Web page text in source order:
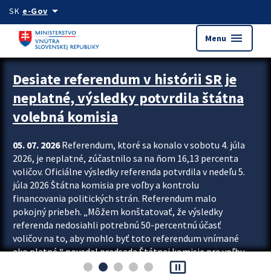
Preskocit na hlavný obsah
SK e-Govarrow_drop_down
Menu menu
Zastavit automatický posun upútavok
Desiate referendum v histórii SR je
neplatné, výsledky potvrdila štátna
volebná komisia
05. 07. 2026Referendum, ktoré sa konalo v sobotu 4. júla
2026, je neplatné, zúčastnilo sa na ňom 16,13 percenta
voličov. Oficiálne výsledky referenda potvrdila v nedeľu 5.
júla 2026 Štátna komisia pre voľby a kontrolu
financovania politických strán. Referendum malo
pokojný priebeh. „Môžem konštatovať, že výsledky
referenda nedosiahli potrebnú 50-percentnú účasť
voličov na to, aby mohlo byť toto referendum vnímané
ako platné,“ povedal predseda Štátnej komisie pre voľby
a kontrolu financovania politických...
pause_presentation